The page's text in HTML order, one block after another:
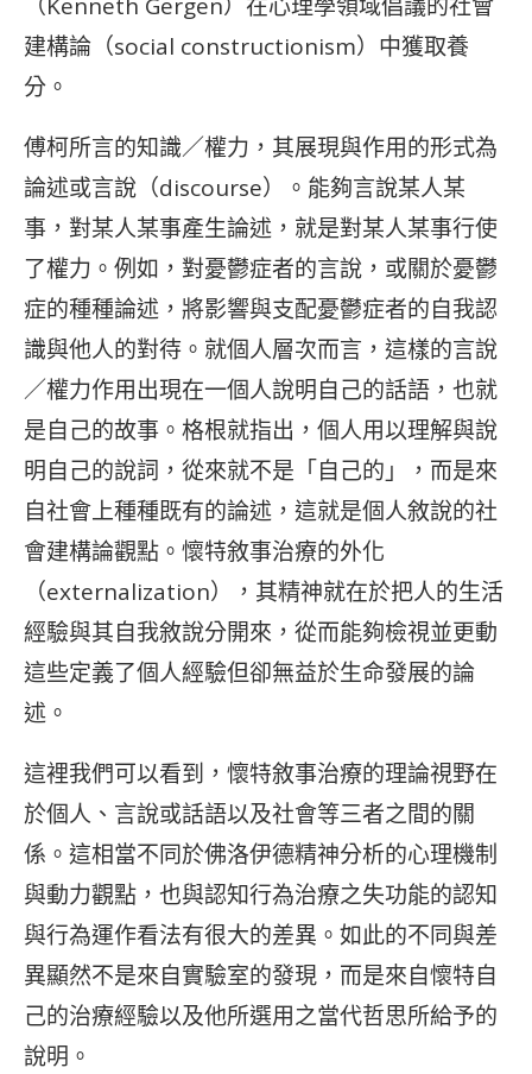
建構論（social constructionism）中獲取養
分。
傅柯所言的知識／權力，其展現與作用的形式為
論述或言說（discourse）。能夠言說某人某
事，對某人某事產生論述，就是對某人某事行使
了權力。例如，對憂鬱症者的言說，或關於憂鬱
症的種種論述，將影響與支配憂鬱症者的自我認
識與他人的對待。就個人層次而言，這樣的言說
／權力作用出現在一個人說明自己的話語，也就
是自己的故事。格根就指出，個人用以理解與說
明自己的說詞，從來就不是「自己的」，而是來
自社會上種種既有的論述，這就是個人敘說的社
會建構論觀點。懷特敘事治療的外化
（externalization），其精神就在於把人的生活
經驗與其自我敘說分開來，從而能夠檢視並更動
這些定義了個人經驗但卻無益於生命發展的論
述。
這裡我們可以看到，懷特敘事治療的理論視野在
於個人、言說或話語以及社會等三者之間的關
係。這相當不同於佛洛伊德精神分析的心理機制
與動力觀點，也與認知行為治療之失功能的認知
與行為運作看法有很大的差異。如此的不同與差
異顯然不是來自實驗室的發現，而是來自懷特自
己的治療經驗以及他所選用之當代哲思所給予的
說明。